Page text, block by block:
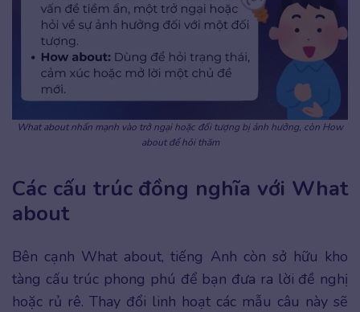
What about nhấn mạnh vào trở ngại hoặc đối tượng bị ảnh hưởng, còn How
about để hỏi thăm
Các cấu trúc đồng nghĩa với What
about
Bên cạnh What about, tiếng Anh còn sở hữu kho
tàng cấu trúc phong phú để bạn đưa ra lời đề nghị
hoặc rủ rê. Thay đổi linh hoạt các mẫu câu này sẽ